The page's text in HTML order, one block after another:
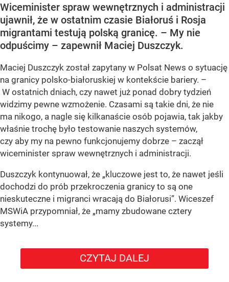
Wiceminister spraw wewnętrznych i administracji
ujawnił, że w ostatnim czasie Białoruś i Rosja
migrantami testują polską granicę. – My nie
odpuścimy – zapewnił Maciej Duszczyk.
Maciej Duszczyk został zapytany w Polsat News o sytuację
na granicy polsko-białoruskiej w kontekście bariery. –
W ostatnich dniach, czy nawet już ponad dobry tydzień
widzimy pewne wzmożenie. Czasami są takie dni, że nie
ma nikogo, a nagle się kilkanaście osób pojawia, tak jakby
właśnie trochę było testowanie naszych systemów,
czy aby my na pewno funkcjonujemy dobrze – zaczął
wiceminister spraw wewnętrznych i administracji.
Duszczyk kontynuował, że „kluczowe jest to, że nawet jeśli
dochodzi do prób przekroczenia granicy to są one
nieskuteczne i migranci wracają do Białorusi”. Wiceszef
MSWiA przypomniał, że „mamy zbudowane cztery
systemy...
CZYTAJ DALEJ